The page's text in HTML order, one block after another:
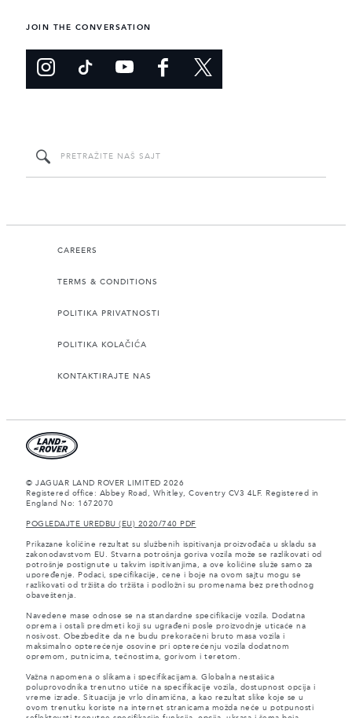
JOIN THE CONVERSATION
CAREERS
TERMS & CONDITIONS
POLITIKA PRIVATNOSTI
POLITIKA KOLAČIĆA
KONTAKTIRAJTE NAS
© JAGUAR LAND ROVER LIMITED 2026
Registered office: Abbey Road, Whitley, Coventry CV3 4LF. Registered in
England No: 1672070
POGLEDAJTE UREDBU (EU) 2020/740 PDF
Prikazane količine rezultat su službenih ispitivanja proizvođača u skladu sa
zakonodavstvom EU. Stvarna potrošnja goriva vozila može se razlikovati od
potrošnje postignute u takvim ispitivanjima, a ove količine služe samo za
upoređenje. Podaci, specifikacije, cene i boje na ovom sajtu mogu se
razlikovati od tržišta do tržišta i podložni su promenama bez prethodnog
obaveštenja.
Navedene mase odnose se na standardne specifikacije vozila. Dodatna
oprema i ostali predmeti koji su ugrađeni posle proizvodnje uticaće na
nosivost. Obezbedite da ne budu prekoračeni bruto masa vozila i
maksimalno opterećenje osovine pri opterećenju vozila dodatnom
opremom, putnicima, tečnostima, gorivom i teretom.
Važna napomena o slikama i specifikacijama. Globalna nestašica
poluprovodnika trenutno utiče na specifikacije vozila, dostupnost opcija i
vreme izrade. Situacija je vrlo dinamična, a kao rezultat slike koje se u
ovom trenutku koriste na internet stranicama možda neće u potpunosti